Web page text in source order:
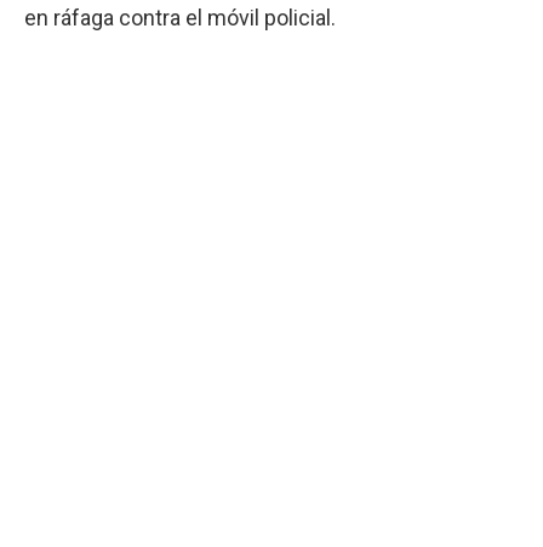
en ráfaga contra el móvil policial.